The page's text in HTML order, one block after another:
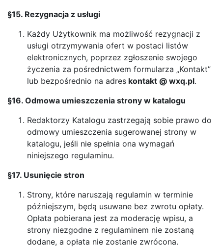
§15. Rezygnacja z usługi
Każdy Użytkownik ma możliwość rezygnacji z
usługi otrzymywania ofert w postaci listów
elektronicznych, poprzez zgłoszenie swojego
życzenia za pośrednictwem formularza „Kontakt”
lub bezpośrednio na adres kontakt @ wxq.pl.
§16. Odmowa umieszczenia strony w katalogu
Redaktorzy Katalogu zastrzegają sobie prawo do
odmowy umieszczenia sugerowanej strony w
katalogu, jeśli nie spełnia ona wymagań
niniejszego regulaminu.
§17. Usunięcie stron
Strony, które naruszają regulamin w terminie
późniejszym, będą usuwane bez zwrotu opłaty.
Opłata pobierana jest za moderację wpisu, a
strony niezgodne z regulaminem nie zostaną
dodane, a opłata nie zostanie zwrócona.